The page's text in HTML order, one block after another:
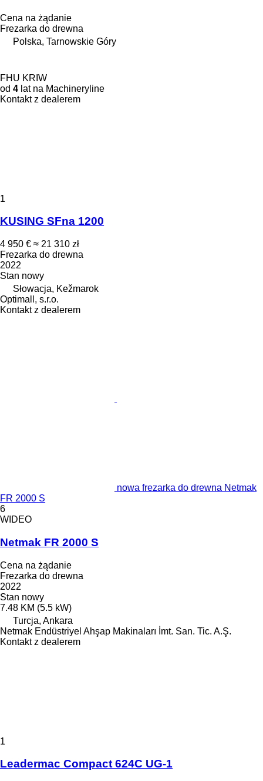
Cena na żądanie
Frezarka do drewna
Polska, Tarnowskie Góry
FHU KRIW
od 4 lat na Machineryline
Kontakt z dealerem
1
KUSING SFna 1200
4 950 € ≈ 21 310 zł
Frezarka do drewna
2022
Stan nowy
Słowacja, Kežmarok
Optimall, s.r.o.
Kontakt z dealerem
nowa frezarka do drewna Netmak
FR 2000 S
6
WIDEO
Netmak FR 2000 S
Cena na żądanie
Frezarka do drewna
2022
Stan nowy
7.48 KM (5.5 kW)
Turcja, Ankara
Netmak Endüstriyel Ahşap Makinaları İmt. San. Tic. A.Ş.
Kontakt z dealerem
1
Leadermac Compact 624C UG-1